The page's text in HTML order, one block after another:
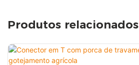
Produtos relacionados